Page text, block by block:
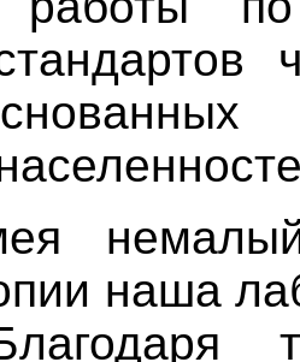
наша